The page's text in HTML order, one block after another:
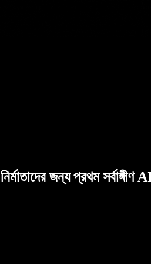
নির্মাতাদের জন্য প্রথম